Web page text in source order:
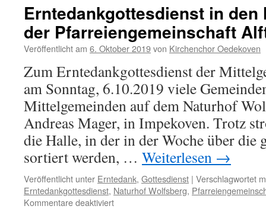
Erntedankgottesdienst in den
der Pfarreiengemeinschaft
Veröffentlicht am 6. Oktober 2019von Kirchenchor Oedekoven
Zum Erntedankgottesdienst der
am Sonntag, 6.10.2019 viele
Mittelgemeinden auf dem Naturhof
Andreas Mager, in Impekoven. Trotz
die Halle, in der in der Woche über die
sortiert werden, … Weiterlesen →
Veröffentlicht unter Erntedank, Gottesdienst | Verschlagwortet
Erntedankgottesdienst, Naturhof Wolfsberg,
Kommentare deaktiviertfür